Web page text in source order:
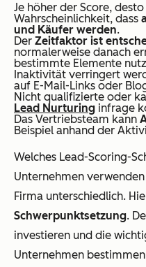
Je höher der Score,
Wahrscheinlichkeit, dass
und Käufer werden.
Der Zeitfaktor ist
normalerweise danach
bestimmte Elemente
Inaktivität verringert
auf E-Mail-Links oder
Nicht qualifizierte oder
Lead Nurturing infrage
Das Vertriebsteam kann
Beispiel anhand der
Welches Lead-Scoring-
Unternehmen
Firma unterschiedlich.
Schwerpunktsetzung.
investieren und die
Unternehmen